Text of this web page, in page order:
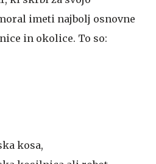
imeti najbolj osnovne
in okolice. To so:
kosa,